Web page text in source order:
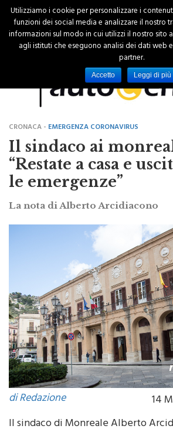
CRONACA -EMERGENZA CORONAVIRUS
Il sindaco ai
“Restate a casa e
le emergenze”
di Redazione
14
Utilizziamo i cookie per personalizzare i
funzioni dei social media e analizzare il nostro
informazioni sul modo in cui utilizzi il nostro sito
agli istituti che eseguono analisi dei dati web
partner.
Accetto Leggi di più